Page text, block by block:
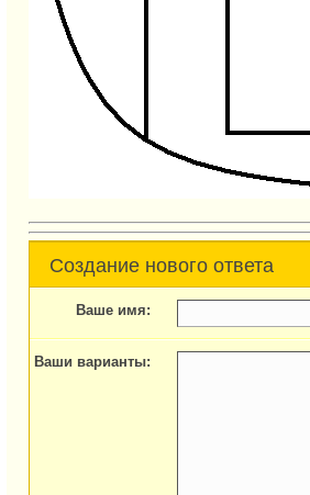
Создание нового ответа
Ваше имя:
Ваши варианты: